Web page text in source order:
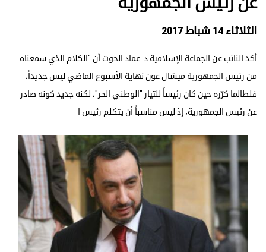
الثلاثاء 14 شباط 2017
أكد النائب عن الجماعة الإسلامية د. عماد الحوت أن "الكلام الذي سمعناه
من رئيس الجمهورية ميشال عون نهاية الأسبوع الماضي ليس جديداً،
فلطالما كرّره حين كان رئيساً للتيار "الوطني الحر"، لكنه جديد كونه صادر
عن رئيس الجمهورية، إذ ليس مناسباً أن يتكلم رئيس ا